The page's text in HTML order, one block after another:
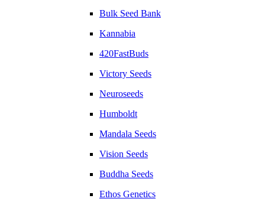
Bulk Seed Bank
Kannabia
420FastBuds
Victory Seeds
Neuroseeds
Humboldt
Mandala Seeds
Vision Seeds
Buddha Seeds
Ethos Genetics